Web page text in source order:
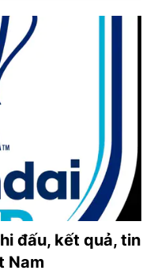
đấu, kết quả, tin
Nam